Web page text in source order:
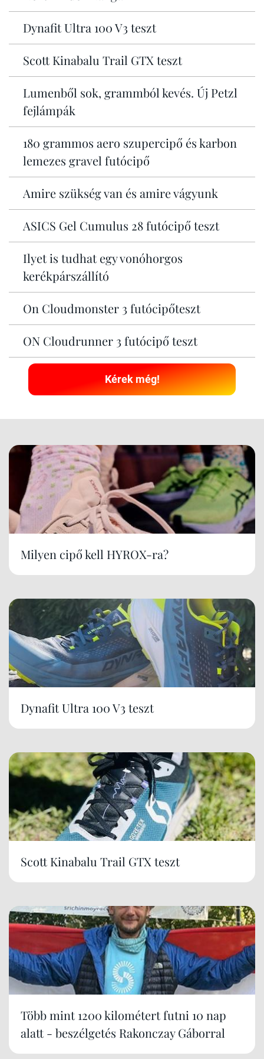
Dynafit Ultra 100 V3 teszt
Scott Kinabalu Trail GTX teszt
Lumenből sok, grammból kevés. Új Petzl
fejlámpák
180 grammos aero szupercipő és karbon
lemezes gravel futócipő
Amire szükség van és amire vágyunk
ASICS Gel Cumulus 28 futócipő teszt
Ilyet is tudhat egy vonóhorgos
kerékpárszállító
On Cloudmonster 3 futócipőteszt
ON Cloudrunner 3 futócipő teszt
Kérek még!
Milyen cipő kell HYROX-ra?
Dynafit Ultra 100 V3 teszt
Scott Kinabalu Trail GTX teszt
Több mint 1200 kilométert futni 10 nap
alatt - beszélgetés Rakonczay Gáborral